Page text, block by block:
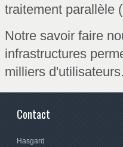
traitement parallèle
Notre savoir faire
infrastructures
milliers
Contact
Hasgard